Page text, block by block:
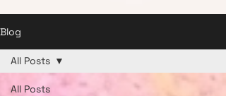
Blog
All Posts
All Posts